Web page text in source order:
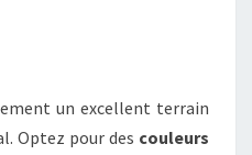
un excellent terrain
Optez pour des couleurs